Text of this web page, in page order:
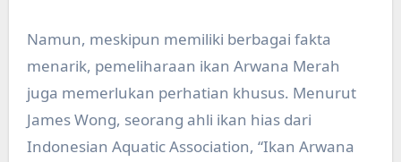
Namun, meskipun memiliki berbagai fakta
menarik, pemeliharaan ikan Arwana Merah
juga memerlukan perhatian khusus. Menurut
James Wong, seorang ahli ikan hias dari
Indonesian Aquatic Association, “Ikan Arwana